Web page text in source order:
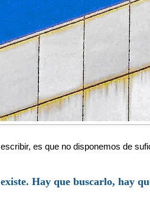
es que no disponemos de
Hay que buscarlo, hay